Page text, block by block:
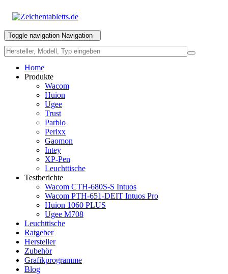
Toggle navigation Navigation
Home
Produkte
Wacom
Huion
Ugee
Trust
Parblo
Perixx
Gaomon
Intey
XP-Pen
Leuchttische
Testberichte
Wacom CTH-680S-S Intuos
Wacom PTH-651-DEIT Intuos Pro
Huion 1060 PLUS
Ugee M708
Leuchttische
Ratgeber
Hersteller
Zubehör
Grafikprogramme
Blog